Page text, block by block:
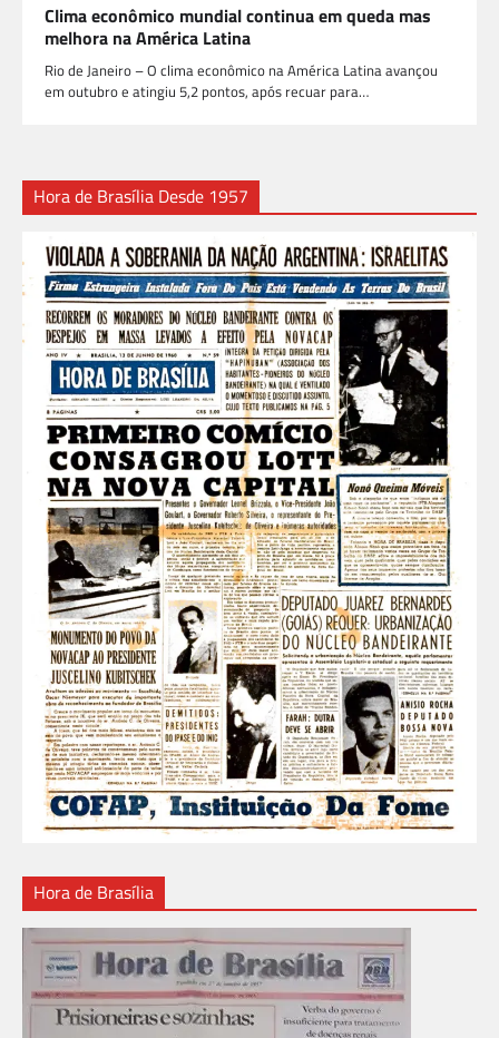
Clima econômico mundial continua em queda mas
melhora na América Latina
Rio de Janeiro – O clima econômico na América Latina avançou
em outubro e atingiu 5,2 pontos, após recuar para…
Hora de Brasília Desde 1957
Hora de Brasília